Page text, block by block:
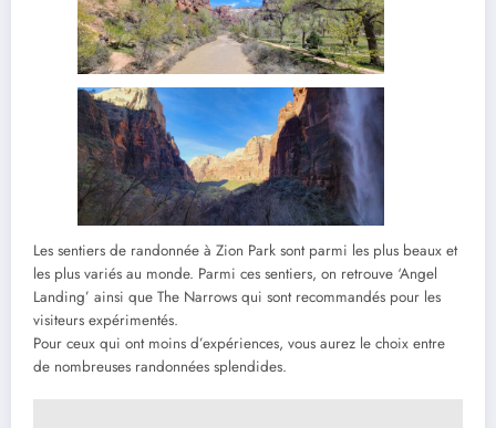
Les sentiers de randonnée à Zion Park sont parmi les plus beaux et
les plus variés au monde. Parmi ces sentiers, on retrouve ‘Angel
Landing’ ainsi que The Narrows qui sont recommandés pour les
visiteurs expérimentés.
Pour ceux qui ont moins d’expériences, vous aurez le choix entre
de nombreuses randonnées splendides.